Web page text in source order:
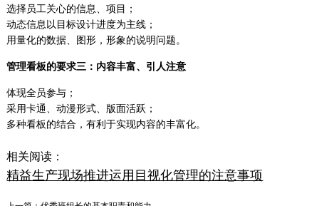
选择员工关心的信息、项目；
动态信息以目标设计进度为主线；
用量化的数据、图形，形象的说明问题。
管理看板的要求三：内容丰富、引人注意
体现全员参与；
采用卡通、动漫形式、版面活跃；
多种看板的结合，有利于实现内容的丰富化。
相关阅读：
精益生产现场推进运用目视化管理的注意事项